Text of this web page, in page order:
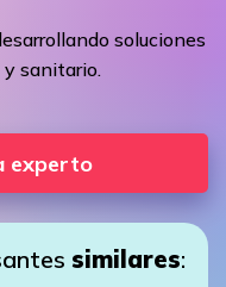
soluciones
sanitario.
experto
similares: